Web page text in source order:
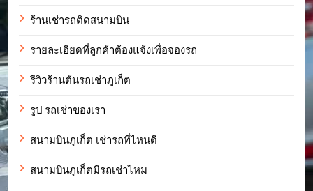
ร้านเช่ารถติดสนามบิน
รายละเอียดที่ลูกค้าต้องแจ้งเพื่อจองรถ
รีวิวร้านต้นรถเช่าภูเก็ต
รูป รถเช่าของเรา
สนามบินภูเก็ต เช่ารถที่ไหนดี
สนามบินภูเก็ตมีรถเช่าไหม